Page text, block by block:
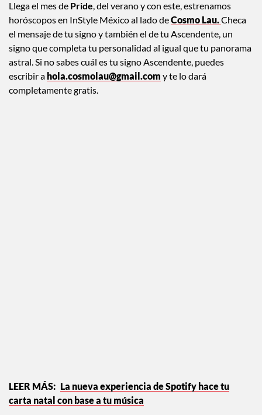
Llega el mes de Pride, del verano y con este, estrenamos
horóscopos en InStyle México al lado deCosmo Lau.Checa
el mensaje de tu signo y también el de tu Ascendente, un
signo que completa tu personalidad al igual que tu panorama
astral. Si no sabes cuál es tu signo Ascendente, puedes
escribir a hola.cosmolau@gmail.com y te lo dará
completamente gratis.
La nueva experiencia de Spotify hace tu
carta natal con base a tu música